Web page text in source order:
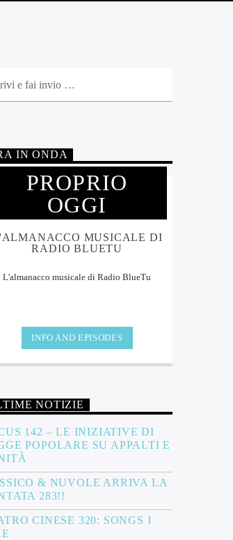
IN ONDA
PROPRIO
OGGI
MUSICALE DI
RADIO BLUETU
L'almanacco musicale di Radio BlueTu
INFO AND EPISODES
NOTIZIE
142 – LE INIZIATIVE DI
POPOLARE SU APPALTI E
& NUVOLE ARRIVA LA
283!!
CINESE 320: SONGS I